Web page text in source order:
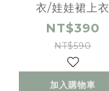
衣/娃娃裙上衣
NT$390
NT$590
加入購物車